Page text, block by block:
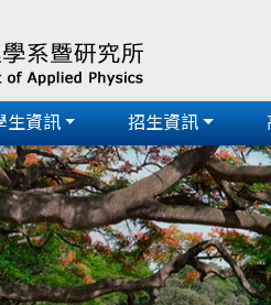
生資訊 招生資訊